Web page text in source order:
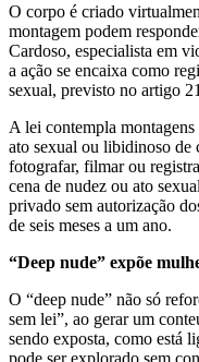
O corpo é criado
montagem podem
Cardoso, especialista em
a ação se encaixa como
sexual, previsto no artigo
A lei contempla montagens
ato sexual ou libidinoso de
fotografar, filmar ou
cena de nudez ou ato
privado sem autorização
de seis meses a um ano.
“Deep nude” expõe
O “deep nude” não só
sem lei”, ao gerar um
sendo exposta, como está
pode ser explorado sem